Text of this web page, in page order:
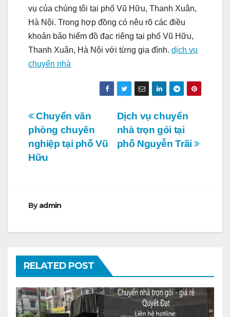
vụ của chúng tôi tại phố Vũ Hữu, Thanh Xuân,
Hà Nội. Trong hợp đồng có nêu rõ các điều
khoản bảo hiểm đồ đạc riêng tại phố Vũ Hữu,
Thanh Xuân, Hà Nội với từng gia đình. dịch vụ
chuyển nhà
Điều
hướng
bài
Dịch vụ chuyển
nhà trọn gói tại
phố Nguyễn Trãi
Chuyển văn
phòng chuyên
nghiệp tại phố Vũ
Hữu
Byadmin
RELATED POST